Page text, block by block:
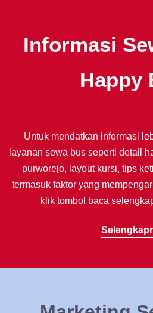
Informasi
Happy
Untuk mendatkan informasi
layanan sewa bus seperti detail
purworejo, layout kursi, tips
termasuk faktor yang
klik tombol baca